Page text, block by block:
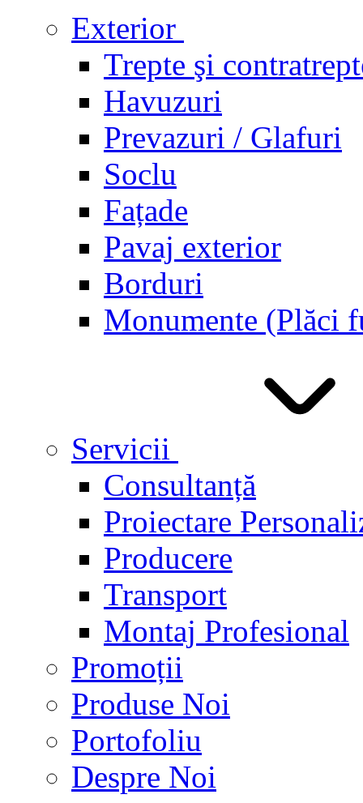
Exterior
Trepte şi
Havuzuri
Prevazuri / Glafuri
Soclu
Fațade
Pavaj exterior
Borduri
Monumente (Plăci
Servicii
Consultanță
Proiectare
Producere
Transport
Montaj Profesional
Promoții
Produse Noi
Portofoliu
Despre Noi